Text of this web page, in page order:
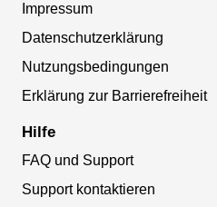
Impressum
Datenschutzerklärung
Nutzungsbedingungen
Erklärung zur Barrierefreiheit
Hilfe
FAQ und Support
Support kontaktieren